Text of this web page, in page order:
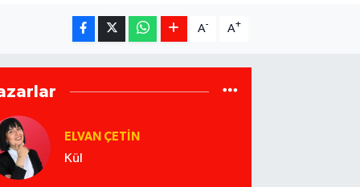
A- A+
ELVAN ÇETIN
Kül